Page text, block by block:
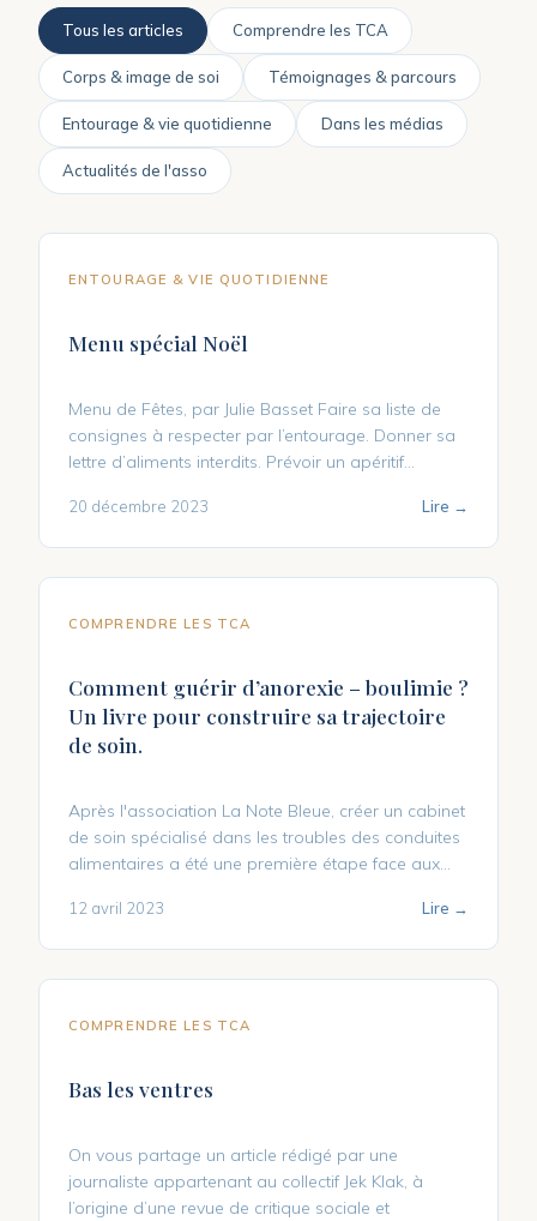
Tous les articles Comprendre les TCA
Corps & image de soi Témoignages & parcours
Entourage & vie quotidienne Dans les médias
Actualités de l'asso
ENTOURAGE & VIE QUOTIDIENNE
Menu spécial Noël
Menu de Fêtes, par Julie Basset Faire sa liste de
consignes à respecter par l’entourage. Donner sa
lettre d’aliments interdits. Prévoir un apéritif...
20 décembre 2023 Lire →
COMPRENDRE LES TCA
Comment guérir d’anorexie – boulimie ?
Un livre pour construire sa trajectoire
de soin.
Après l'association La Note Bleue, créer un cabinet
de soin spécialisé dans les troubles des conduites
alimentaires a été une première étape face aux...
12 avril 2023 Lire →
COMPRENDRE LES TCA
Bas les ventres
On vous partage un article rédigé par une
journaliste appartenant au collectif Jek Klak, à
l’origine d’une revue de critique sociale et